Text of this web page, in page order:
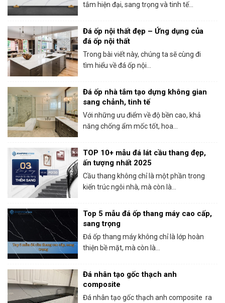
tắm hiện đại, sang trọng và tinh tế...
Đá ốp nội thất đẹp – Ứng dụng của
đá ốp nội thất
Trong bài viết này, chúng ta sẽ cùng đi
tìm hiểu về đá ốp nội...
Đá ốp nhà tắm tạo dựng không gian
sang chảnh, tinh tế
Với những ưu điểm về độ bền cao, khả
năng chống ẩm mốc tốt, hoa...
TOP 10+ mẫu đá lát cầu thang đẹp,
ấn tượng nhất 2025
Cầu thang không chỉ là một phần trong
kiến trúc ngôi nhà, mà còn là...
Top 5 mẫu đá ốp thang máy cao cấp,
sang trọng
Đá ốp thang máy không chỉ là lớp hoàn
thiện bề mặt, mà còn là...
Đá nhân tạo gốc thạch anh
composite
Đá nhân tạo gốc thạch anh composite ra